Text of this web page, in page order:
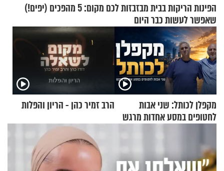
הפינות הריקות בבית מבזבזות לכם מקום: 5 מהפכים (יפים!)
שאפשר לעשות כבר היום
מקפלן לכותל: שני אבות
לחטופים במסע אחדות מרגש
הרב זמיר כהן - הריון והפלות